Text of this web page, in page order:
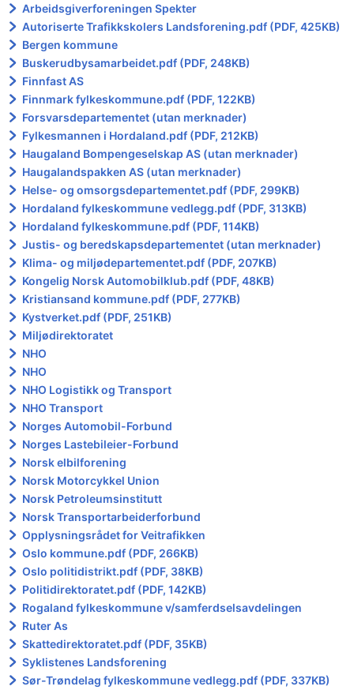
Arbeidsgiverforeningen Spekter
Autoriserte Trafikkskolers Landsforening.pdf (PDF, 425KB)
Bergen kommune
Buskerudbysamarbeidet.pdf (PDF, 248KB)
Finnfast AS
Finnmark fylkeskommune.pdf (PDF, 122KB)
Forsvarsdepartementet (utan merknader)
Fylkesmannen i Hordaland.pdf (PDF, 212KB)
Haugaland Bompengeselskap AS (utan merknader)
Haugalandspakken AS (utan merknader)
Helse- og omsorgsdepartementet.pdf (PDF, 299KB)
Hordaland fylkeskommune vedlegg.pdf (PDF, 313KB)
Hordaland fylkeskommune.pdf (PDF, 114KB)
Justis- og beredskapsdepartementet (utan merknader)
Klima- og miljødepartementet.pdf (PDF, 207KB)
Kongelig Norsk Automobilklub.pdf (PDF, 48KB)
Kristiansand kommune.pdf (PDF, 277KB)
Kystverket.pdf (PDF, 251KB)
Miljødirektoratet
NHO
NHO
NHO Logistikk og Transport
NHO Transport
Norges Automobil-Forbund
Norges Lastebileier-Forbund
Norsk elbilforening
Norsk Motorcykkel Union
Norsk Petroleumsinstitutt
Norsk Transportarbeiderforbund
Opplysningsrådet for Veitrafikken
Oslo kommune.pdf (PDF, 266KB)
Oslo politidistrikt.pdf (PDF, 38KB)
Politidirektoratet.pdf (PDF, 142KB)
Rogaland fylkeskommune v/samferdselsavdelingen
Ruter As
Skattedirektoratet.pdf (PDF, 35KB)
Syklistenes Landsforening
Sør-Trøndelag fylkeskommune vedlegg.pdf (PDF, 337KB)